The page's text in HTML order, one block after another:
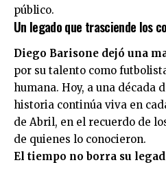
público.
Un legado que trasciende los
Diego Barisone dejó una
por su talento como
humana. Hoy, a una década
historia continúa viva en
de Abril, en el recuerdo de
de quienes lo conocieron.
El tiempo no borra su